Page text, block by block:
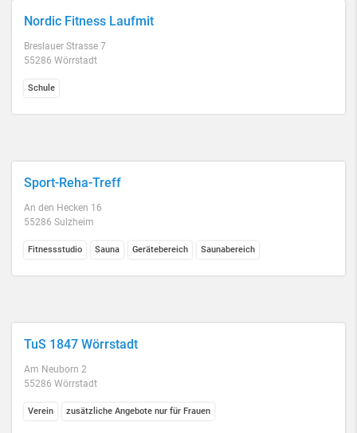
Nordic Fitness Laufmit
Breslauer Strasse 7
55286 Wörrstadt
Schule
Sport-Reha-Treff
An den Hecken 16
55286 Sulzheim
Fitnessstudio Sauna Gerätebereich Saunabereich
TuS 1847 Wörrstadt
Am Neuborn 2
55286 Wörrstadt
Verein zusätzliche Angebote nur für Frauen